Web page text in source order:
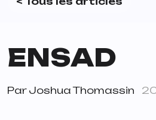
ENSAD
Par Joshua Thomassin